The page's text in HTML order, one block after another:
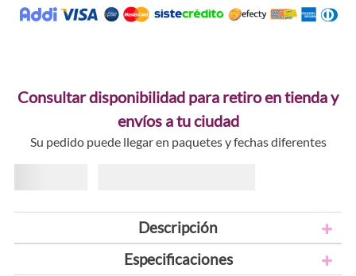
Consultar disponibilidad para retiro en tienda y
envíos a tu ciudad
Su pedido puede llegar en paquetes y fechas diferentes
Descripción
Especificaciones